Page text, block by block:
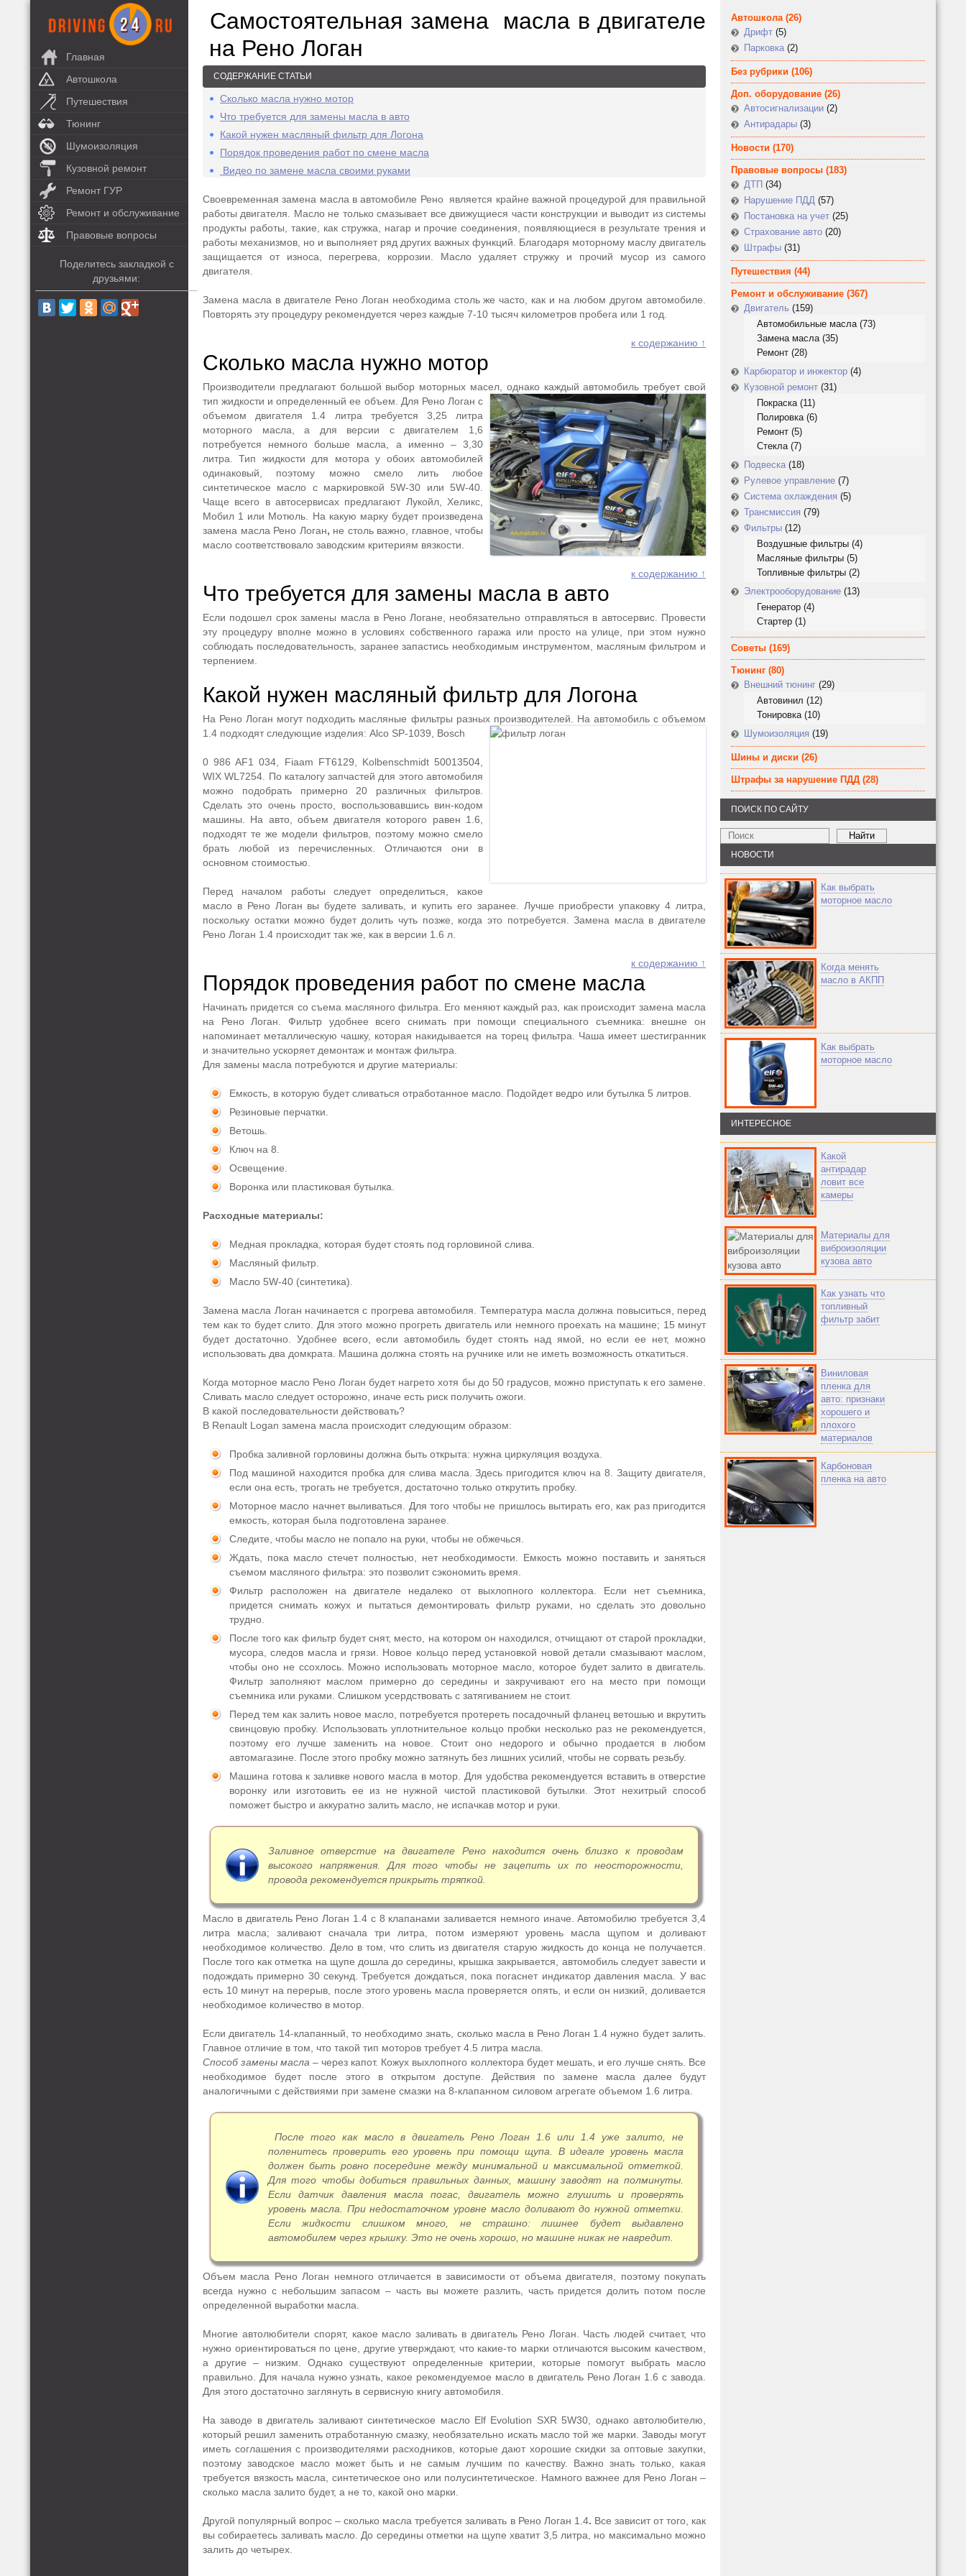
Главная
Автошкола
Путешествия
Тюнинг
Шумоизоляция
Кузовной ремонт
Ремонт ГУР
Ремонт и обслуживание
Правовые вопросы
Поделитесь закладкой с
друзьями:
Самостоятельная замена масла в двигателе
на Рено Логан
СОДЕРЖАНИЕ СТАТЬИ
Сколько масла нужно мотор
Что требуется для замены масла в авто
Какой нужен масляный фильтр для Логона
Порядок проведения работ по смене масла
Видео по замене масла своими руками
Своевременная замена масла в автомобиле Рено является крайне важной процедурой для правильной
работы двигателя. Масло не только смазывает все движущиеся части конструкции и выводит из системы
продукты работы, такие, как стружка, нагар и прочие соединения, появляющиеся в результате трения и
работы механизмов, но и выполняет ряд других важных функций. Благодаря моторному маслу двигатель
защищается от износа, перегрева, коррозии. Масло удаляет стружку и прочий мусор из самого
двигателя.
Замена масла в двигателе Рено Логан необходима столь же часто, как и на любом другом автомобиле.
Повторять эту процедуру рекомендуется через каждые 7-10 тысяч километров пробега или 1 год.
к содержанию ↑
Сколько масла нужно мотор
Производители предлагают большой выбор моторных масел, однако каждый автомобиль требует свой
тип жидкости и определенный ее объем.
Для Рено Логан с
объемом двигателя 1.4 литра требуется 3,25 литра
моторного масла, а для версии с двигателем 1,6
потребуется немного больше масла, а именно – 3,30
литра. Тип жидкости для мотора у обоих автомобилей
одинаковый, поэтому можно смело лить любое
синтетическое масло с маркировкой 5W-30 или 5W-40.
Чаще всего в автосервисах предлагают Лукойл, Хеликс,
Мобил 1 или Мотюль. На какую марку будет произведена
замена масла Рено Логан, не столь важно, главное, чтобы
масло соответствовало заводским критериям вязкости.
к содержанию ↑
Что требуется для замены масла в авто
Если подошел срок замены масла в Рено Логане, необязательно отправляться в автосервис. Провести
эту процедуру вполне можно в условиях собственного гаража или просто на улице, при этом нужно
соблюдать последовательность, заранее запастись необходимым инструментом, масляным фильтром и
терпением.
Какой нужен масляный фильтр для Логона
На Рено Логан могут подходить масляные фильтры разных производителей. На автомобиль с объемом
1.4 подходят следующие изделия: Alco SP-1039, Bosch
0 986 AF1 034, Fiaam FT6129, Kolbenschmidt 50013504,
WIX WL7254. По каталогу запчастей для этого автомобиля
можно подобрать примерно 20 различных фильтров.
Сделать это очень просто, воспользовавшись вин-кодом
машины. На авто, объем двигателя которого равен 1.6,
подходят те же модели фильтров, поэтому можно смело
брать любой из перечисленных. Отличаются они в
основном стоимостью.
Перед началом работы следует определиться, какое
масло в Рено Логан вы будете заливать, и купить его заранее. Лучше приобрести упаковку 4 литра,
поскольку остатки можно будет долить чуть позже, когда это потребуется. Замена масла в двигателе
Рено Логан 1.4 происходит так же, как в версии 1.6 л.
к содержанию ↑
Порядок проведения работ по смене масла
Начинать придется со съема масляного фильтра. Его меняют каждый раз, как происходит замена масла
на Рено Логан. Фильтр удобнее всего снимать при помощи специального съемника: внешне он
напоминает металлическую чашку, которая накидывается на торец фильтра. Чаша имеет шестигранник
и значительно ускоряет демонтаж и монтаж фильтра.
Для замены масла потребуются и другие материалы:
Емкость, в которую будет сливаться отработанное масло. Подойдет ведро или бутылка 5 литров.
Резиновые перчатки.
Ветошь.
Ключ на 8.
Освещение.
Воронка или пластиковая бутылка.
Расходные материалы:
Медная прокладка, которая будет стоять под горловиной слива.
Масляный фильтр.
Масло 5W-40 (синтетика).
Замена масла Логан начинается с прогрева автомобиля. Температура масла должна повыситься, перед
тем как то будет слито. Для этого можно прогреть двигатель или немного проехать на машине; 15 минут
будет достаточно. Удобнее всего, если автомобиль будет стоять над ямой, но если ее нет, можно
использовать два домкрата. Машина должна стоять на ручнике или не иметь возможность откатиться.
Когда моторное масло Рено Логан будет нагрето хотя бы до 50 градусов, можно приступать к его замене.
Сливать масло следует осторожно, иначе есть риск получить ожоги.
В какой последовательности действовать?
В Renault Logan замена масла происходит следующим образом:
Пробка заливной горловины должна быть открыта: нужна циркуляция воздуха.
Под машиной находится пробка для слива масла. Здесь пригодится ключ на 8. Защиту двигателя,
если она есть, трогать не требуется, достаточно только открутить пробку.
Моторное масло начнет выливаться. Для того чтобы не пришлось вытирать его, как раз пригодится
емкость, которая была подготовлена заранее.
Следите, чтобы масло не попало на руки, чтобы не обжечься.
Ждать, пока масло стечет полностью, нет необходимости. Емкость можно поставить и заняться
съемом масляного фильтра: это позволит сэкономить время.
Фильтр расположен на двигателе недалеко от выхлопного коллектора. Если нет съемника,
придется снимать кожух и пытаться демонтировать фильтр руками, но сделать это довольно
трудно.
После того как фильтр будет снят, место, на котором он находился, отчищают от старой прокладки,
мусора, следов масла и грязи. Новое кольцо перед установкой новой детали смазывают маслом,
чтобы оно не ссохлось. Можно использовать моторное масло, которое будет залито в двигатель.
Фильтр заполняют маслом примерно до середины и закручивают его на место при помощи
съемника или руками. Слишком усердствовать с затягиванием не стоит.
Перед тем как залить новое масло, потребуется протереть посадочный фланец ветошью и вкрутить
свинцовую пробку. Использовать уплотнительное кольцо пробки несколько раз не рекомендуется,
поэтому его лучше заменить на новое. Стоит оно недорого и обычно продается в любом
автомагазине. После этого пробку можно затянуть без лишних усилий, чтобы не сорвать резьбу.
Машина готова к заливке нового масла в мотор. Для удобства рекомендуется вставить в отверстие
воронку или изготовить ее из не нужной чистой пластиковой бутылки. Этот нехитрый способ
поможет быстро и аккуратно залить масло, не испачкав мотор и руки.
Заливное отверстие на двигателе Рено находится очень близко к проводам
высокого напряжения. Для того чтобы не зацепить их по неосторожности,
провода рекомендуется прикрыть тряпкой.
Масло в двигатель Рено Логан 1.4 с 8 клапанами заливается немного иначе. Автомобилю требуется 3,4
литра масла; заливают сначала три литра, потом измеряют уровень масла щупом и доливают
необходимое количество. Дело в том, что слить из двигателя старую жидкость до конца не получается.
После того как отметка на щупе дошла до середины, крышка закрывается, автомобиль следует завести и
подождать примерно 30 секунд. Требуется дождаться, пока погаснет индикатор давления масла. У вас
есть 10 минут на перерыв, после этого уровень масла проверяется опять, и если он низкий, доливается
необходимое количество в мотор.
Если двигатель 14-клапанный, то необходимо знать, сколько масла в Рено Логан 1.4 нужно будет залить.
Главное отличие в том, что такой тип моторов требует 4.5 литра масла.
Способ замены масла –через капот. Кожух выхлопного коллектора будет мешать, и его лучше снять. Все
необходимое будет после этого в открытом доступе. Действия по замене масла далее будут
аналогичными с действиями при замене смазки на 8-клапанном силовом агрегате объемом 1.6 литра.
После того как масло в двигатель Рено Логан 1.6 или 1.4 уже залито, не
поленитесь проверить его уровень при помощи щупа. В идеале уровень масла
должен быть ровно посередине между минимальной и максимальной отметкой.
Для того чтобы добиться правильных данных, машину заводят на полминуты.
Если датчик давления масла погас, двигатель можно глушить и проверять
уровень масла. При недостаточном уровне масло доливают до нужной отметки.
Если жидкости слишком много, не страшно: лишнее будет выдавлено
автомобилем через крышку. Это не очень хорошо, но машине никак не навредит.
Объем масла Рено Логан немного отличается в зависимости от объема двигателя, поэтому покупать
всегда нужно с небольшим запасом – часть вы можете разлить, часть придется долить потом после
определенной выработки масла.
Многие автолюбители спорят, какое масло заливать в двигатель Рено Логан. Часть людей считает, что
нужно ориентироваться по цене, другие утверждают, что какие-то марки отличаются высоким качеством,
а другие – низким. Однако существуют определенные критерии, которые помогут выбрать масло
правильно. Для начала нужно узнать, какое рекомендуемое масло в двигатель Рено Логан 1.6 с завода.
Для этого достаточно заглянуть в сервисную книгу автомобиля.
На заводе в двигатель заливают синтетическое масло Elf Evolution SXR 5W30, однако автолюбителю,
который решил заменить отработанную смазку, необязательно искать масло той же марки. Заводы могут
иметь соглашения с производителями расходников, которые дают хорошие скидки за оптовые закупки,
поэтому заводское масло может быть и не самым лучшим по качеству. Важно знать только, какая
требуется вязкость масла, синтетическое оно или полусинтетическое. Намного важнее для Рено Логан –
сколько масла залито будет, а не то, какой оно марки.
Другой популярный вопрос – сколько масла требуется заливать в Рено Логан 1.4. Все зависит от того, как
вы собираетесь заливать масло. До середины отметки на щупе хватит 3,5 литра, но максимально можно
залить до четырех.
Автошкола(26)
Дрифт (5)
Парковка (2)
Без рубрики (106)
Доп. оборудование (26)
Автосигнализации (2)
Антирадары (3)
Новости (170)
Правовые вопросы (183)
ДТП (34)
Нарушение ПДД (57)
Постановка на учет (25)
Страхование авто (20)
Штрафы (31)
Путешествия (44)
Ремонт и обслуживание (367)
Двигатель (159)
Автомобильные масла(73)
Замена масла(35)
Ремонт (28)
Карбюратор и инжектор (4)
Кузовной ремонт (31)
Покраска(11)
Полировка(6)
Ремонт (5)
Стекла(7)
Подвеска (18)
Рулевое управление (7)
Система охлаждения (5)
Трансмиссия (79)
Фильтры (12)
Воздушные фильтры (4)
Масляные фильтры (5)
Топливные фильтры (2)
Электрооборудование (13)
Генератор (4)
Стартер (1)
Советы (169)
Тюнинг (80)
Внешний тюнинг (29)
Автовинил (12)
Тонировка(10)
Шумоизоляция (19)
Шины и диски (26)
Штрафы за нарушение ПДД (28)
ПОИСК ПО САЙТУ
НОВОСТИ
Как выбрать
моторное масло
Когда менять
масло в АКПП
Как выбрать
моторное масло
ИНТЕРЕСНОЕ
Какой
антирадар
ловит все
камеры
Материалы для
виброизоляции
кузова авто
Как узнать что
топливный
фильтр забит
Виниловая
пленка для
авто: признаки
хорошего и
плохого
материалов
Карбоновая
пленка на авто